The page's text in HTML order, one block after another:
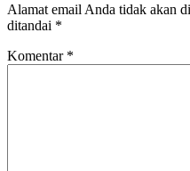
Alamat email Anda tidak akan
ditandai *
Komentar *